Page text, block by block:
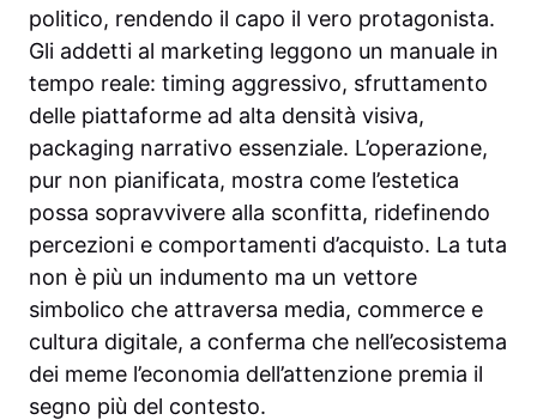
politico, rendendo il capo il vero protagonista.
Gli addetti al marketing leggono un manuale in
tempo reale: timing aggressivo, sfruttamento
delle piattaforme ad alta densità visiva,
packaging narrativo essenziale. L’operazione,
pur non pianificata, mostra come l’estetica
possa sopravvivere alla sconfitta, ridefinendo
percezioni e comportamenti d’acquisto. La tuta
non è più un indumento ma un vettore
simbolico che attraversa media, commerce e
cultura digitale, a conferma che nell’ecosistema
dei meme l’economia dell’attenzione premia il
segno più del contesto.